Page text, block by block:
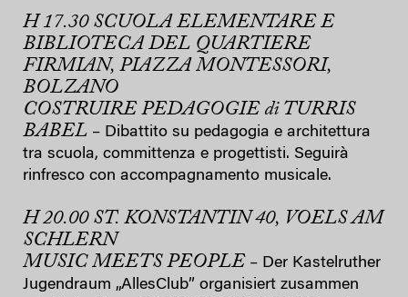
H 17.30 SCUOLA ELEMENTARE E
BIBLIOTECA DEL QUARTIERE
FIRMIAN, PIAZZA MONTESSORI,
BOLZANO
COSTRUIRE PEDAGOGIE di TURRIS
BABEL – Dibattito su pedagogia e architettura
tra scuola, committenza e progettisti. Seguirà
rinfresco con accompagnamento musicale.
H 20.00 ST. KONSTANTIN 40, VOELS AM
SCHLERN
MUSIC MEETS PEOPLE – Der Kastelruther
Jugendraum „AllesClub” organisiert zusammen